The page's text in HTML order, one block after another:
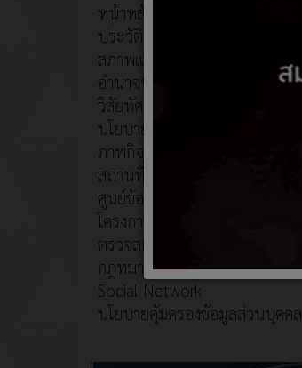
หน้าหลัก
ประวัติความเป็นมา
สภาพและข้อมูลพื้นฐาน
อำนาจหน้าที่
วิสัยทัศน์/พันธกิจ
นโยบายการบริหารงาน
ภาพกิจกรรม
สถานที่ท่องเที่ยว
ศูนย์ข้อมูลสำหรับนักท่องเที่ยว
โครงการอนุรักษ์พันธุกรรมพืช
ตรวจสอบภายใน
กฎหมายที่เกี่ยวข้อง
Social Network
นโยบายคุ้มครองข้อมูลส่วนบุคคล